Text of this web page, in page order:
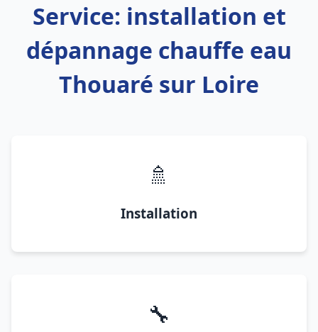
Service: installation et
dépannage chauffe eau
Thouaré sur Loire
🚿
Installation
🔧